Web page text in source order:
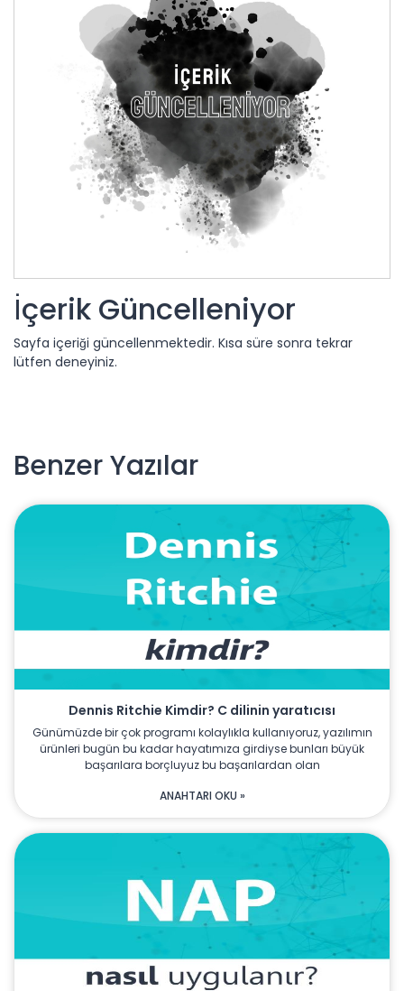
İçerik Güncelleniyor
Sayfa içeriği güncellenmektedir. Kısa süre sonra tekrar
lütfen deneyiniz.
Benzer Yazılar
Dennis Ritchie Kimdir? C dilinin yaratıcısı
Günümüzde bir çok programı kolaylıkla kullanıyoruz, yazılımın
ürünleri bugün bu kadar hayatımıza girdiyse bunları büyük
başarılara borçluyuz bu başarılardan olan
ANAHTARI OKU »